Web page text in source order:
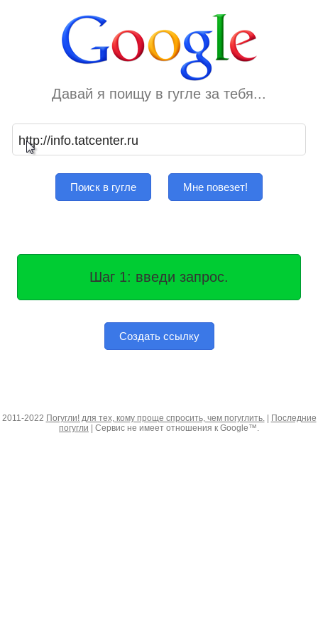
Давай я поищу в гугле за тебя...
Поиск в гугле Мне повезет!
Шаг 1: введи запрос.
Создать ссылку
2011-2022 Погугли! для тех, кому проще спросить, чем погуглить.|
Последние
погугли | Сервис не имеет отношения к Google™.